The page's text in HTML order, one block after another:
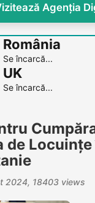
Agenția
România
Se încarcă...
UK
Se încarcă...
de
2024 18403 views